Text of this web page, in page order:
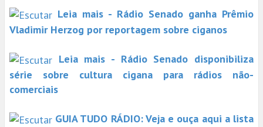
Leia mais - Rádio Senado ganha Prêmio
Vladimir Herzog por reportagem sobre ciganos
Leia mais - Rádio Senado disponibiliza
série sobre cultura cigana para rádios não-
comerciais
GUIA TUDO RÁDIO: Veja e ouça aqui a lista